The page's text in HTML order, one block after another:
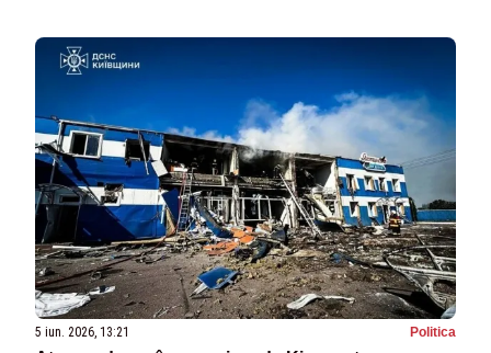
5 iun. 2026, 13:21 Politica